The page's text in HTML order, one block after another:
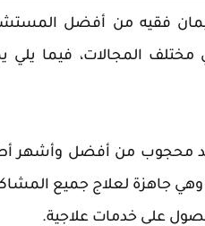
فقيه من أفضل
مختلف المجالات، فيما يلي
محجوب من أفضل وأشهر
جاهزة لعلاج جميع
على خدمات علاجية.